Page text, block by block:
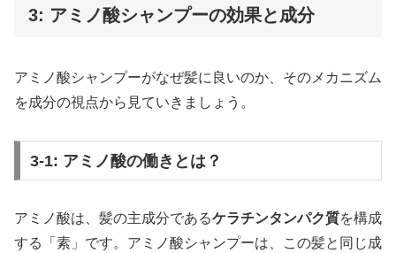
3: アミノ酸シャンプーの効果と成分
アミノ酸シャンプーがなぜ髪に良いのか、そのメカニズム
を成分の視点から見ていきましょう。
3-1: アミノ酸の働きとは？
アミノ酸は、髪の主成分であるケラチンタンパク質を構成
する「素」です。アミノ酸シャンプーは、この髪と同じ成